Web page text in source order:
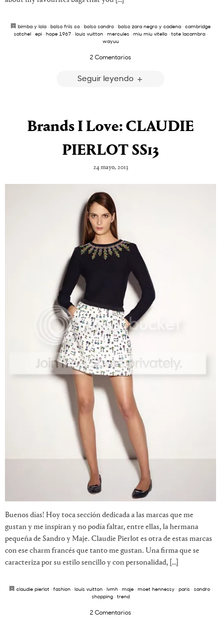
bimba y lola · bolso friis co · bolso sandro · bolso zara negro y cadena · cambridge
satchel· epi· hope 1967· louis vuitton· mercules· miu miu vitello· tote lacambra·
wayuu
2 Comentarios
Seguir leyendo
Brands I Love: CLAUDIE
PIERLOT SS13
24 mayo, 2013
Buenos días! Hoy toca sección dedicada a las marcas que me
gustan y me inspiran y no podía faltar, entre ellas, la hermana
pequeña de Sandro y Maje. Claudie Pierlot es otra de estas marcas
con ese charm francés que tanto me gustan. Una firma que se
caracteriza por su estilo sencillo y con personalidad, […]
claudie pierlot· fashion· louis vuitton· lvmh· maje· moet hennessy· paris· sandro·
shopping· trend
2 Comentarios